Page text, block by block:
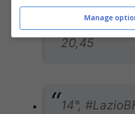
13°,
lunedì 1
20,45
14°,
Manage